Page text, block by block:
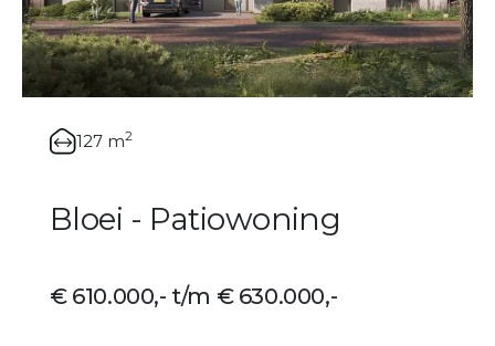
127 m2
Bloei - Patiowoning
€ 610.000,- t/m € 630.000,-